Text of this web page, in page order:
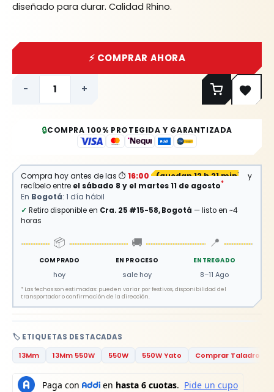
diseñado para durar. Calidad Rhino.
- +
⚡ COMPRAR AHORA
🏷️ ETIQUETAS DESTACADAS
13Mm
13Mm 550W 550W 550W Yato Comprar Taladro
🔒COMPRA 100% PROTEGIDA Y GARANTIZADA
Compra hoy antes de las ⏱ 16:00 (quedan 12 h 21 min)
y
recíbelo entre el sábado 8 y el martes 11 de agosto*
En Bogotá: 1 día hábil
✓ Retiro disponible en Cra. 25 #15-58, Bogotá — listo en ~4
horas
📦
COMPRADO
hoy
🚚
EN PROCESO
sale hoy
📍
ENTREGADO
8–11 Ago
* Las fechas son estimadas: pueden variar por festivos, disponibilidad del
transportador o confirmación de la dirección.